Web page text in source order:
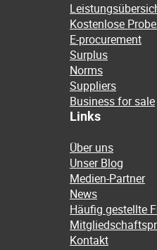
Kostenlose
E-procurement
Surplus
Norms
Suppliers
Business for sale
Links
Über uns
Unser Blog
Medien-Partner
News
Häufig gestellte
Kontakt